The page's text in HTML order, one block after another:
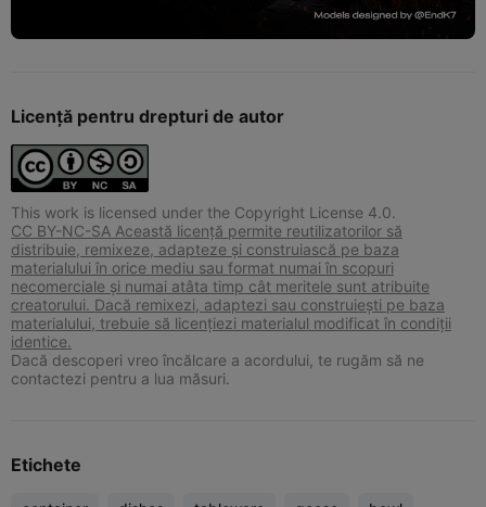
Licență pentru drepturi de autor
This work is licensed under the Copyright License 4.0.
CC BY-NC-SA Această licență permite reutilizatorilor să
distribuie, remixeze, adapteze și construiască pe baza
materialului în orice mediu sau format numai în scopuri
necomerciale și numai atâta timp cât meritele sunt atribuite
creatorului. Dacă remixezi, adaptezi sau construiești pe baza
materialului, trebuie să licențiezi materialul modificat în condiții
identice.
Dacă descoperi vreo încălcare a acordului, te rugăm să ne
contactezi pentru a lua măsuri.
Etichete